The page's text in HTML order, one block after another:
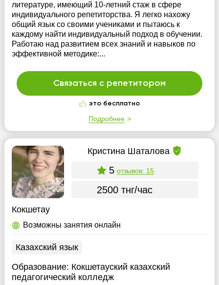
литературе, имеющий 10-летний стаж в сфере
индивидуального репетиторства. Я легко нахожу
общий язык со своими учениками и пытаюсь к
каждому найти индивидуальный подход в обучении.
Работаю над развитием всех знаний и навыков по
эффективной методике:...
Связаться с репетитором
это бесплатно
Подробнее
Кристина Шаталова
5 отзывов: 15
2500 тнг/час
Кокшетау
Возможны занятия онлайн
Казахский язык
Образование: Кокшетауский казахский
педагогический колледж